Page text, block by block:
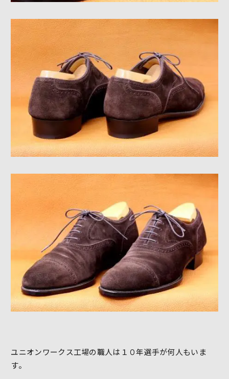
ユニオンワークス工場の職人は１０年選手が何人もいま
す。